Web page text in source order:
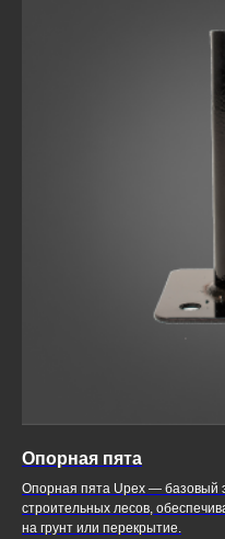
Опорная пята
Опорная пята Upex — базовый
строительных лесов,
на грунт или перекрытие.